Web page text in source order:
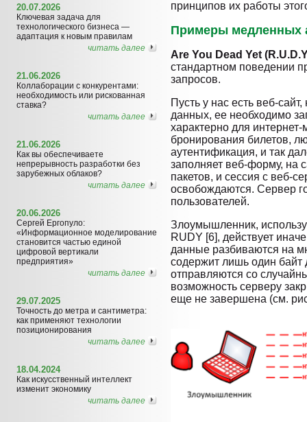
20.07.2026
Ключевая задача для
технологического бизнеса —
адаптация к новым правилам
читать далее
21.06.2026
Коллаборации с конкурентами:
необходимость или рискованная
ставка?
читать далее
21.06.2026
Как вы обеспечиваете
непрерывность разработки без
зарубежных облаков?
читать далее
20.06.2026
Сергей Ергопуло:
«Информационное моделирование
становится частью единой
цифровой вертикали
предприятия»
читать далее
29.07.2025
Точность до метра и сантиметра:
как применяют технологии
позиционирования
читать далее
18.04.2024
Как искусственный интеллект
изменит экономику
читать далее
принципов их работы
Примеры медленных
Are You Dead Yet
стандартном поведении
запросов.
Пусть у нас есть веб-
данных, ее необходимо
характерно для
бронирования билетов,
аутентификация, и так
заполняет веб-форму, на
пакетов, и сессия с веб-
освобождаются. Сервер
пользователей.
Злоумышленник,
RUDY [6], действует
данные разбиваются на
содержит лишь один
отправляются со
возможность серверу
еще не завершена (см.